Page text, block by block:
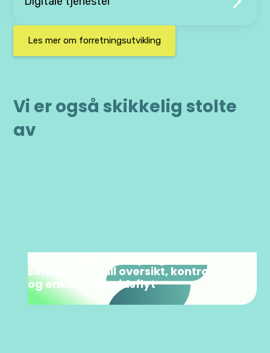
Les mer om forretningsutvikling
Vi er også skikkelig stolte
av
som gir deg full oversikt, kontroll
og enklere arbeidsflyt